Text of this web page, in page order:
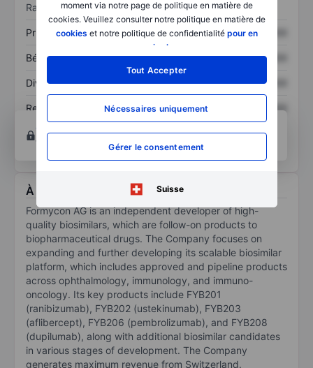
moment via notre page de politique en matière de
cookies. Veuillez consulter notre politique en matière de
cookies et notre politique de confidentialité pour en
savoir plus
Tout Accepter
Nécessaires uniquement
Gérer le consentement
Suisse
Ratios
Prix / ventes XXXXXXX XXXXXXX
Bénéfice par action XXXXXXX XXXXXXX
Dividende par action XXXXXXX XXXXXXX
Rendement des
capitaux propres
XXXXXXX
XXXXXXX
Ouvrir un compte
techniques et d’analyse.
À propos Formycon AG
Formycon AG is an independent developer of high-
quality biosimilars, which are follow-on products to
biopharmaceutical drugs. The Company focuses on
expanding and further developing its scalable biosimilar
platform, which includes approved and pipeline products
across ophthalmology, immunology, and immuno-
oncology. Its key products include FYB201
(ranibizumab), FYB202 (ustekinumab), FYB203
(aflibercept), FYB206 (pembrolizumab), and FYB208
(dupilumab), along with additional biosimilar candidates
in various stages of development. The Company
generates maximum revenue from Switzerland.